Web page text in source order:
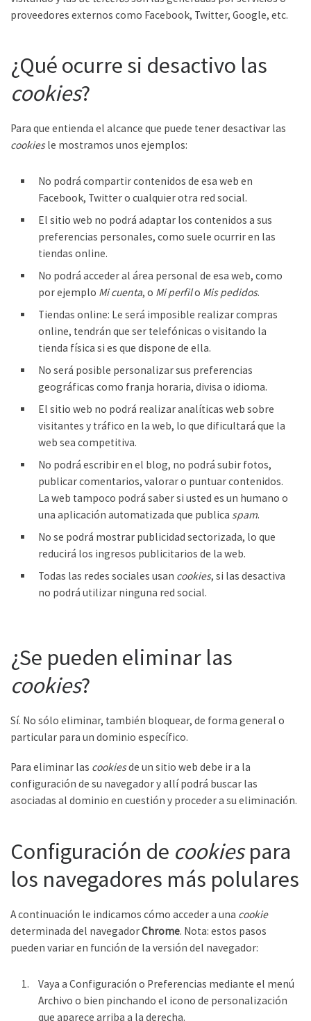
proveedores externos como Facebook, Twitter, Google, etc.
¿Qué ocurre si desactivo las
cookies?
Para que entienda el alcance que puede tener desactivar las
cookiesle mostramos unos ejemplos:
No podrá compartir contenidos de esa web en
Facebook, Twitter o cualquier otra red social.
El sitio web no podrá adaptar los contenidos a sus
preferencias personales, como suele ocurrir en las
tiendas online.
No podrá acceder al área personal de esa web, como
por ejemplo Mi cuenta, o Mi perfilo Mis pedidos.
Tiendas online: Le será imposible realizar compras
online, tendrán que ser telefónicas o visitando la
tienda física si es que dispone de ella.
No será posible personalizar sus preferencias
geográficas como franja horaria, divisa o idioma.
El sitio web no podrá realizar analíticas web sobre
visitantes y tráfico en la web, lo que dificultará que la
web sea competitiva.
No podrá escribir en el blog, no podrá subir fotos,
publicar comentarios, valorar o puntuar contenidos.
La web tampoco podrá saber si usted es un humano o
una aplicación automatizada que publica spam.
No se podrá mostrar publicidad sectorizada, lo que
reducirá los ingresos publicitarios de la web.
Todas las redes sociales usan cookies, si las desactiva
no podrá utilizar ninguna red social.
¿Se pueden eliminar las
cookies?
Sí. No sólo eliminar, también bloquear, de forma general o
particular para un dominio específico.
Para eliminar las cookiesde un sitio web debe ir a la
configuración de su navegador y allí podrá buscar las
asociadas al dominio en cuestión y proceder a su eliminación.
Configuración de cookiespara
los navegadores más polulares
A continuación le indicamos cómo acceder a una cookie
determinada del navegadorChrome. Nota: estos pasos
pueden variar en función de la versión del navegador:
Vaya a Configuración o Preferencias mediante el menú
Archivo o bien pinchando el icono de personalización
que aparece arriba a la derecha.